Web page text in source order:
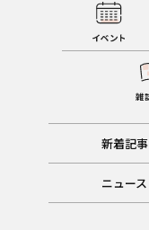
新着記事
ニュース